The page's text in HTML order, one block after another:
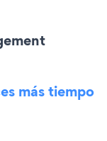
más tiempo